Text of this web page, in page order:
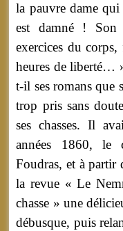
la pauvre dame qui
est damné ! Son
exercices du corps,
heures de liberté…
t-il ses romans que
trop pris sans
ses chasses. Il
années 1860, le
Foudras, et à partir
la revue « Le
chasse » une
débusque, puis